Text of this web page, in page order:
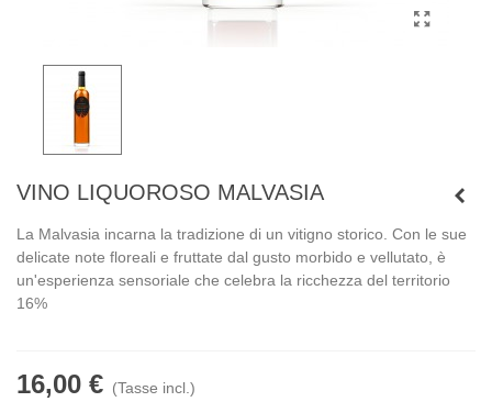
VINO LIQUOROSO MALVASIA
La Malvasia incarna la tradizione di un vitigno storico. Con le sue
delicate note floreali e fruttate dal gusto morbido e vellutato, è
un'esperienza sensoriale che celebra la ricchezza del territorio
16%
16,00 € (Tasse incl.)